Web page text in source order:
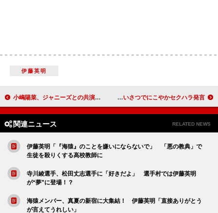
伊藤英明
小嶋陽菜、ジャニーズとの共演に緊張 初の教師役の演技を自画自賛 堺雅人、菅野美穂に「絡み、まとわりついた」 舞台あいさつでにこやかセクハラ発言！？
関連ニュース RELATED NEWS
伊藤英明「『海猿』のことを嫌いにならないで」 「悪の教典」で
生徒を殺りくする高校教師に
寺川綾選手、松田丈志選手に「好きだよ」 選手村では伊藤英明
が“夢”に登場！？
海猿メンバー、真夏の新宿に大集結！ 伊藤英明「直接ありがとう
が言えてうれしい」